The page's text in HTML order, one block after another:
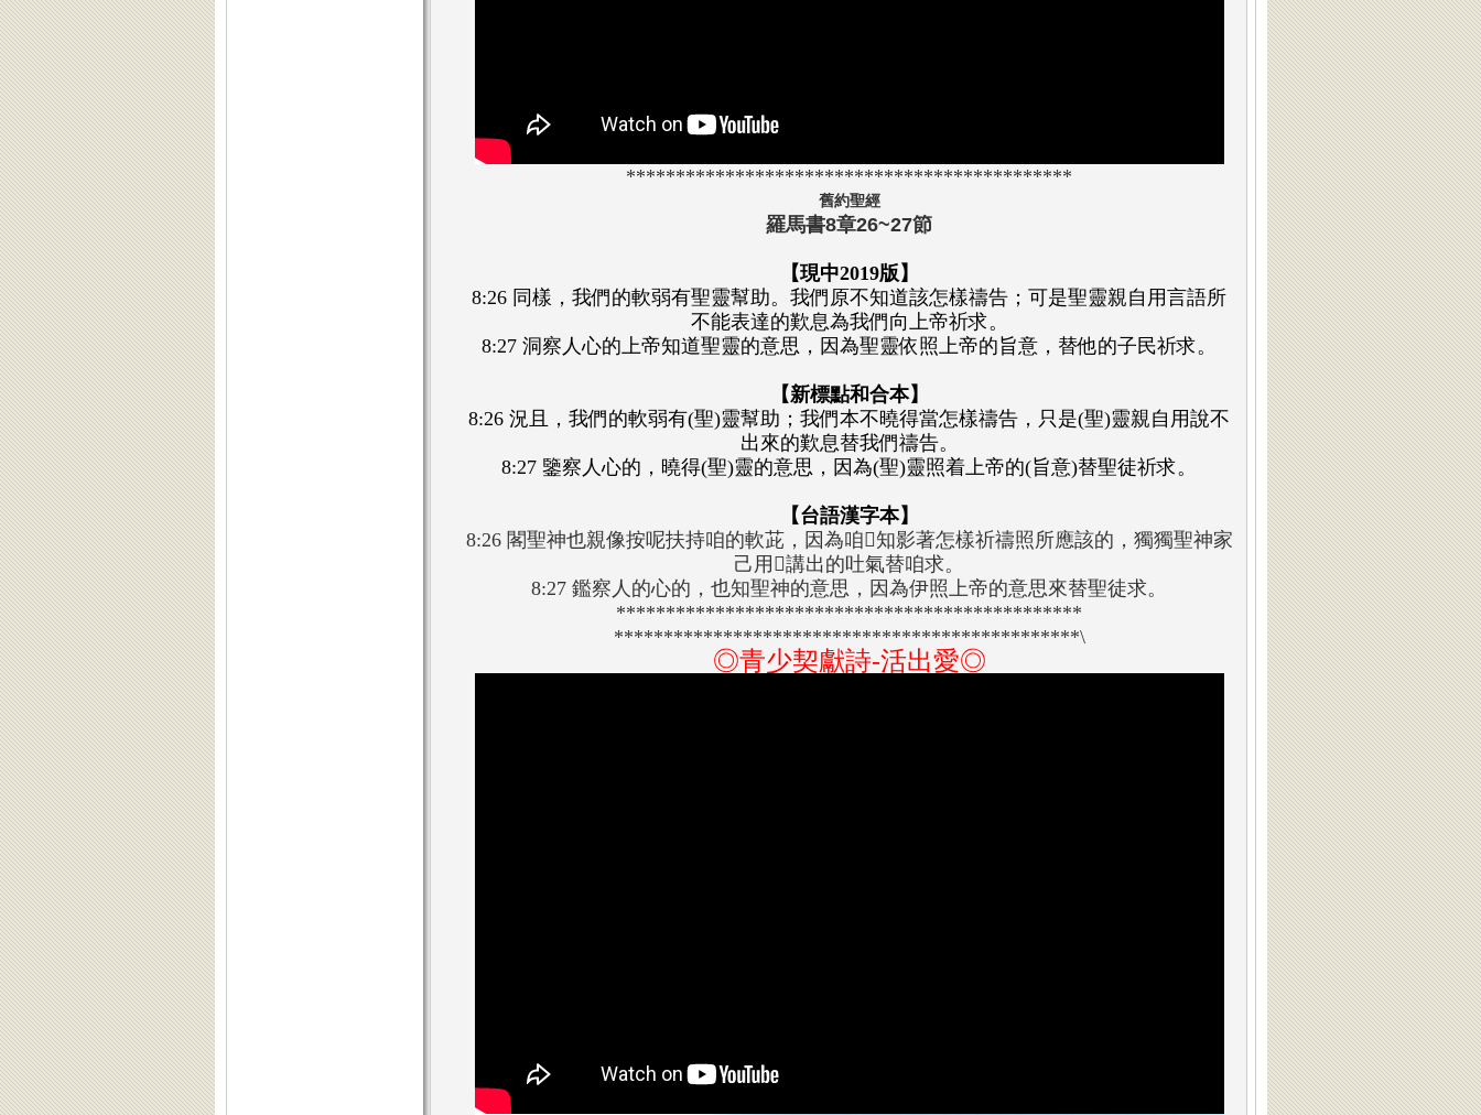
*********************************************
舊約聖經
羅馬書8章26~27節
【現中2019版】
8:26 同樣，我們的軟弱有聖靈幫助。我們原不知道該怎樣禱告；可是聖靈親自用言語所
不能表達的歎息為我們向上帝祈求。
8:27 洞察人心的上帝知道聖靈的意思，因為聖靈依照上帝的旨意，替他的子民祈求。
【新標點和合本】
8:26 況且，我們的軟弱有(聖)靈幫助；我們本不曉得當怎樣禱告，只是(聖)靈親自用說不
出來的歎息替我們禱告。
8:27 鑒察人心的，曉得(聖)靈的意思，因為(聖)靈照着上帝的(旨意)替聖徒祈求。
【台語漢字本】
8:26 閣聖神也親像按呢扶持咱的軟茈，因為咱知影著怎樣祈禱照所應該的，獨獨聖神家
己用𣍐講出的吐氣替咱求。
8:27 鑑察人的心的，也知聖神的意思，因為伊照上帝的意思來替聖徒求。
***********************************************
***********************************************\
◎青少契獻詩-活出愛◎